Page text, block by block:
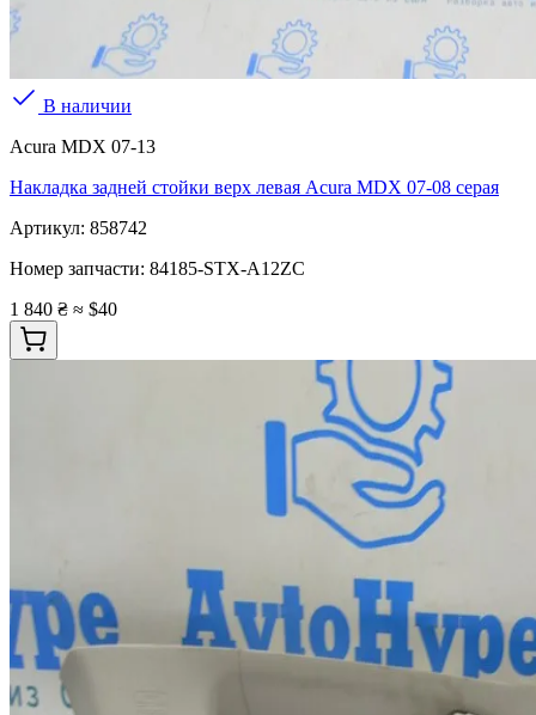
В наличии
Acura MDX 07-13
Накладка задней стойки верх левая Acura MDX 07-08 серая
Артикул: 858742
Номер запчасти: 84185-STX-A12ZC
1 840 ₴ ≈ $40